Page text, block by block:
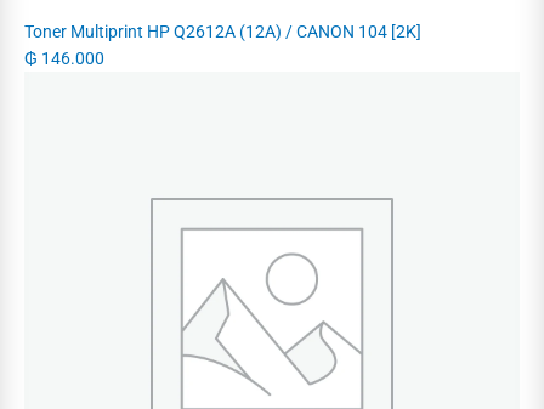
Toner Multiprint HP Q2612A (12A) / CANON 104 [2K]
₲ 146.000